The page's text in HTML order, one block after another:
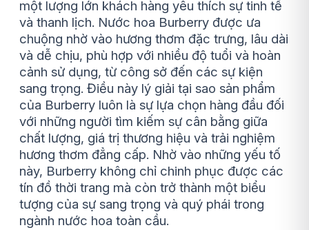
một lượng lớn khách hàng yêu thích sự tinh tế
và thanh lịch. Nước hoa Burberry được ưa
chuộng nhờ vào hương thơm đặc trưng, lâu dài
và dễ chịu, phù hợp với nhiều độ tuổi và hoàn
cảnh sử dụng, từ công sở đến các sự kiện
sang trọng. Điều này lý giải tại sao sản phẩm
của Burberry luôn là sự lựa chọn hàng đầu đối
với những người tìm kiếm sự cân bằng giữa
chất lượng, giá trị thương hiệu và trải nghiệm
hương thơm đẳng cấp. Nhờ vào những yếu tố
này, Burberry không chỉ chinh phục được các
tín đồ thời trang mà còn trở thành một biểu
tượng của sự sang trọng và quý phái trong
ngành nước hoa toàn cầu.